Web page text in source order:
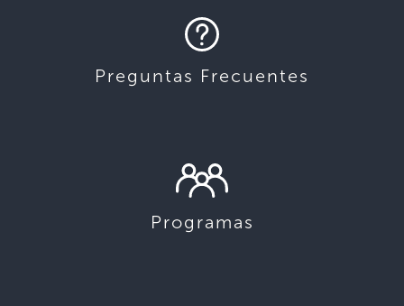
Preguntas Frecuentes
Programas